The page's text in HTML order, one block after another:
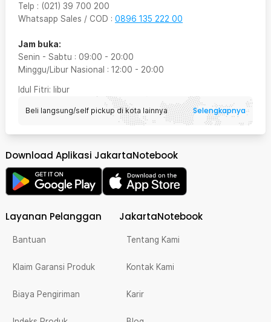
Telp : (021) 39 700 200
Whatsapp Sales / COD : 0896 135 222 00
Jam buka:
Senin - Sabtu : 09:00 - 20:00
Minggu/Libur Nasional : 12:00 - 20:00
Idul Fitri: libur
Beli langsung/self pickup di kota lainnya Selengkapnya
Download Aplikasi JakartaNotebook
Layanan Pelanggan
Bantuan
Klaim Garansi Produk
Biaya Pengiriman
JakartaNotebook
Tentang Kami
Kontak Kami
Karir